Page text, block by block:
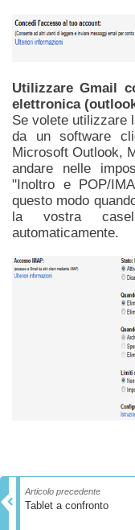
Utilizzare Gmail
elettronica
Se volete utilizzare
da un software
Microsoft Outlook,
andare nelle
"Inoltro e POP/
questo modo
la vostra
automaticamente.
Articolo precedente
Tablet a confronto